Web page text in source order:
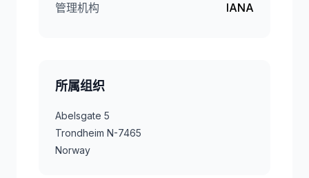
管理机构 IANA
所属组织
Abelsgate 5
Trondheim N-7465
Norway